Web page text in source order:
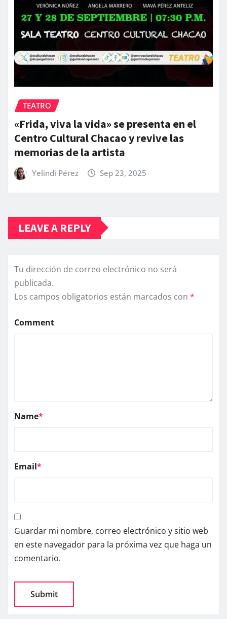
TEATRO
«Frida, viva la vida» se presenta en el
Centro Cultural Chacao y revive las
memorias de la artista
Yelindi Pérez Sep 23, 2025
LEAVE A REPLY
Tu dirección de correo electrónico no será
publicada.
Los campos obligatorios están marcados con *
Comment
Name*
Email*
Guardar mi nombre, correo electrónico y sitio web
en este navegador para la próxima vez que haga un
comentario.